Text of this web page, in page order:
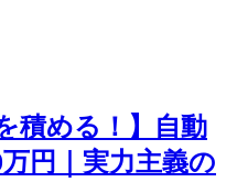
積める！】自動
円｜実力主義の